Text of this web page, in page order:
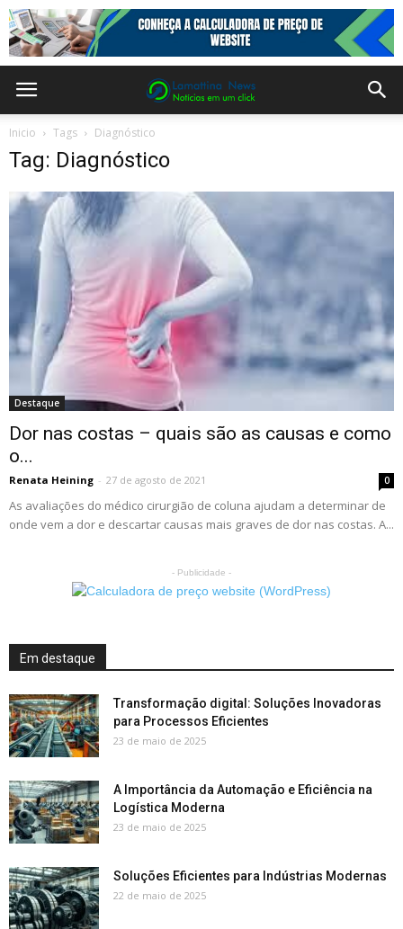
Inicio Tags Diagnóstico
Tag: Diagnóstico
Destaque
Dor nas costas – quais são as causas e como
o...
Renata Heining - 27 de agosto de 2021 0
As avaliações do médico cirurgião de coluna ajudam a determinar de
onde vem a dor e descartar causas mais graves de dor nas costas. A...
- Publicidade -
Em destaque
Transformação digital: Soluções Inovadoras
para Processos Eficientes
23 de maio de 2025
A Importância da Automação e Eficiência na
Logística Moderna
23 de maio de 2025
Soluções Eficientes para Indústrias Modernas
22 de maio de 2025